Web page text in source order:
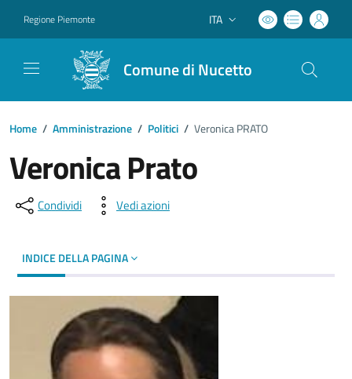
Regione Piemonte Lingua attiva:
ITA
Comune di Nucetto
Home / Amministrazione / Politici / Veronica PRATO
Veronica Prato
Condividi Vedi azioni
INDICE DELLA PAGINA